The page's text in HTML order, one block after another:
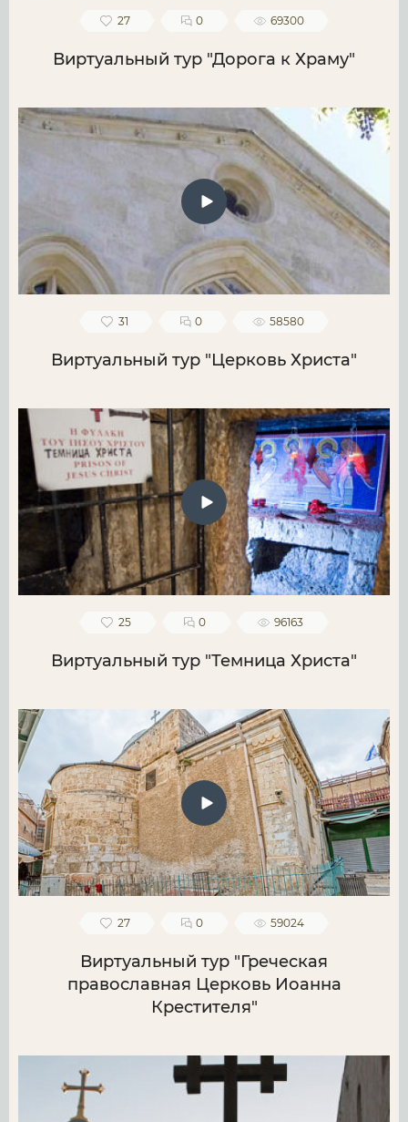
27 0 69300
Виртуальный тур "Дорога к Храму"
31 0 58580
Виртуальный тур "Церковь Христа"
25 0 96163
Виртуальный тур "Темница Христа"
27 0 59024
Виртуальный тур "Греческая
православная Церковь Иоанна
Крестителя"